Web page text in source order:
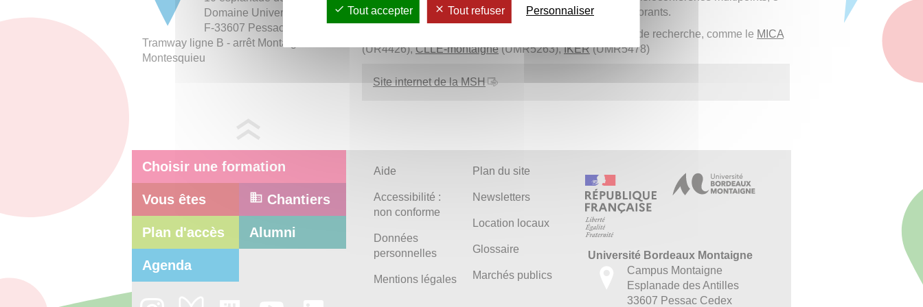
salles de séminaires et de réunion, 1 salle des doctorants.
La MSHBx est aussi un lieu hébergeant certaines unités de recherche, comme le MICA
(UR4426),CLLE-montaigne(UMR5263),IKER(UMR5478)
Site internet de la MSH
Domaine Universitaire,
F-33607 Pessac Cedex
Tramway ligne B - arrêt Montaigne-
Montesquieu
Choisir une formation
Vous êtes Chantiers
Plan d'accès Alumni
Agenda
Aide
Accessibilité :
non conforme
Données
personnelles
Mentions légales
Plan du site
Newsletters
Location locaux
Glossaire
Marchés publics
Université Bordeaux Montaigne
Campus Montaigne
Esplanade des Antilles
33607 Pessac Cedex
Tout accepter Tout refuser Personnaliser